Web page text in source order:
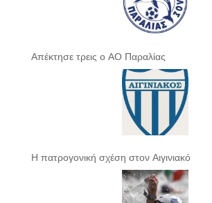
Απέκτησε τρεις ο ΑΟ Παραλίας
Η πατρογονική σχέση στον Αιγινιακό